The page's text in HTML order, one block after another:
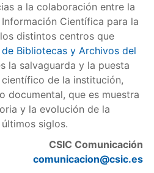
a la colaboración entre la
Científica para la
distintos centros que
de Bibliotecas y Archivos del
la salvaguarda y la puesta
de la institución,
documental, que es muestra
y la evolución de la
siglos.
CSIC Comunicación
comunicacion@csic.es